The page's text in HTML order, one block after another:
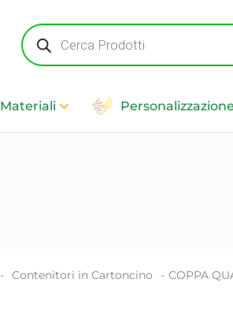
Products
search
Materiali Personalizzazione
- Contenitori in Cartoncino - COPPA